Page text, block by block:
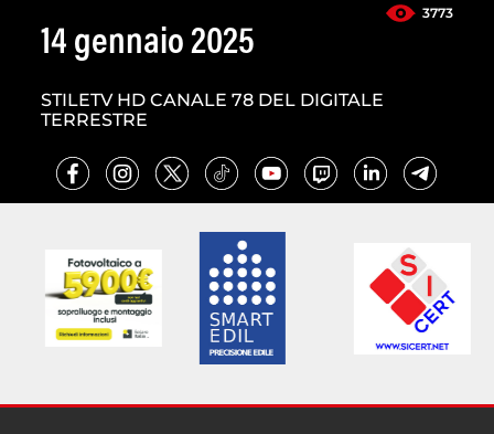
3773
14 gennaio 2025
STILETV HD CANALE 78 DEL DIGITALE
TERRESTRE